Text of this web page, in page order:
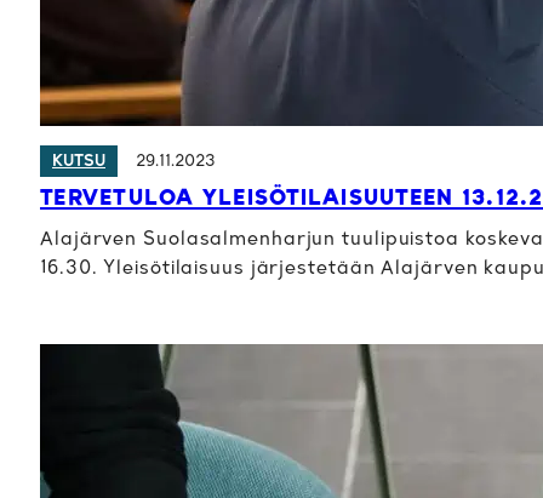
KUTSU 29.11.2023
TERVETULOA YLEISÖTILAISUUTEEN
Alajärven Suolasalmenharjun tuulipuistoa
16.30. Yleisötilaisuus järjestetään Alajärven